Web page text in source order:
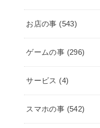
お店の事 (543)
ゲームの事 (296)
サービス (4)
スマホの事 (542)